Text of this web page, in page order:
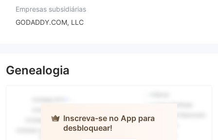
Empresas subsidiárias
GODADDY.COM, LLC
Genealogia
Inscreva-se no App para
desbloquear!
FXZOOM